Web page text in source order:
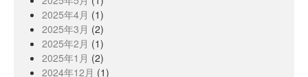
2025年4月 (1)
2025年3月 (2)
2025年2月 (1)
2025年1月 (2)
2024年12月 (1)